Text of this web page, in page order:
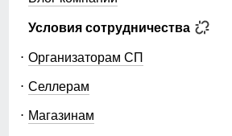
Условия сотрудничества
Организаторам СП
Селлерам
Магазинам